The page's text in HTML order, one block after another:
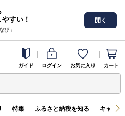
すい！
び」
開く
ガイド ログイン お気に入り カート
特集 ふるさと納税を知る キャン